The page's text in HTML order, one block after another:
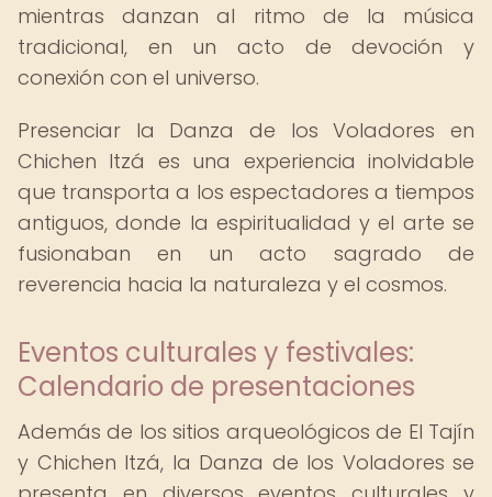
mientras danzan al ritmo de la música
tradicional, en un acto de devoción y
conexión con el universo.
Presenciar la Danza de los Voladores en
Chichen Itzá es una experiencia inolvidable
que transporta a los espectadores a tiempos
antiguos, donde la espiritualidad y el arte se
fusionaban en un acto sagrado de
reverencia hacia la naturaleza y el cosmos.
Eventos culturales y festivales:
Calendario de presentaciones
Además de los sitios arqueológicos de El Tajín
y Chichen Itzá, la Danza de los Voladores se